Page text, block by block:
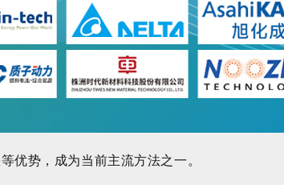
优势，成为当前主流方法之一。